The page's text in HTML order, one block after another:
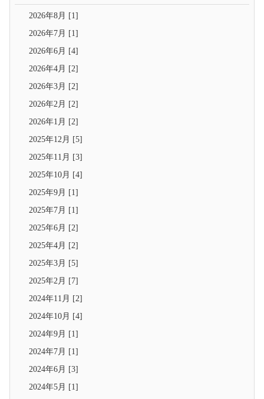
2026年8月 [1]
2026年7月 [1]
2026年6月 [4]
2026年4月 [2]
2026年3月 [2]
2026年2月 [2]
2026年1月 [2]
2025年12月 [5]
2025年11月 [3]
2025年10月 [4]
2025年9月 [1]
2025年7月 [1]
2025年6月 [2]
2025年4月 [2]
2025年3月 [5]
2025年2月 [7]
2024年11月 [2]
2024年10月 [4]
2024年9月 [1]
2024年7月 [1]
2024年6月 [3]
2024年5月 [1]